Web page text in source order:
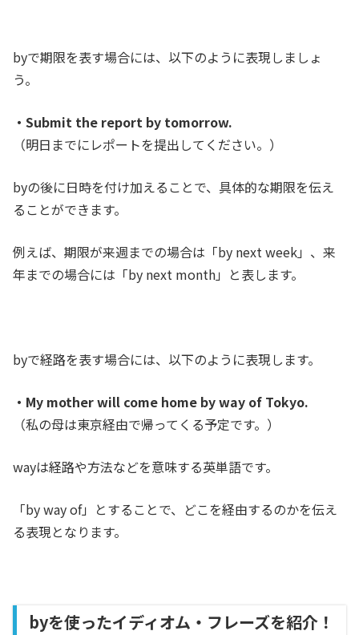
byで期限を表す場合には、以下のように表現しましょ
う。
・Submit the report by tomorrow.
（明日までにレポートを提出してください。）
byの後に日時を付け加えることで、具体的な期限を伝え
ることができます。
例えば、期限が来週までの場合は「by next week」、来
年までの場合には「by next month」と表します。
byで経路を表す場合には、以下のように表現します。
・My mother will come home by way of Tokyo.
（私の母は東京経由で帰ってくる予定です。）
wayは経路や方法などを意味する英単語です。
「by way of」とすることで、どこを経由するのかを伝え
る表現となります。
byを使ったイディオム・フレーズを紹介！